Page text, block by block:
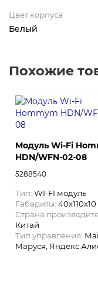
Цвет корпуса
Белый
Похожие
Модуль Wi-Fi
HDN/WFN-02-08
5288540
Тип: WI-FI модуль
Габариты:
Страна
Китай
Тип управления:
Маруся, Яндекс